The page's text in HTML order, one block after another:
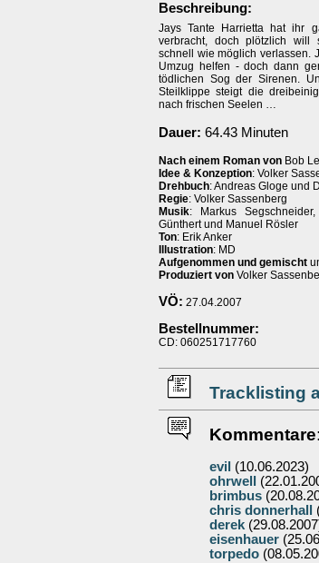
Beschreibung:
Jays Tante Harrietta hat ihr
verbracht, doch plötzlich will
schnell wie möglich verlassen.
Umzug helfen - doch dann
tödlichen Sog der Sirenen.
Steilklippe steigt die
nach frischen Seelen …
Dauer: 64.43 Minuten
Nach einem Roman von Bob
Idee & Konzeption: Volker
Drehbuch: Andreas Gloge und
Regie: Volker Sassenberg
Musik: Markus
Günthert und Manuel Rösler
Ton: Erik Anker
Illustration: MD
Aufgenommen und gemischt
Produziert von Volker
VÖ: 27.04.2007
Bestellnummer:
CD: 060251717760
Tracklisting
Kommentare:
evil (10.06.2023)
ohrwell
brimbus
chris donnerhall
derek
eisenhauer
torpedo